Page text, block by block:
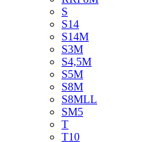
S
S14
S14M
S3M
S4,5M
S5M
S8M
S8MLL
SM5
T
T10